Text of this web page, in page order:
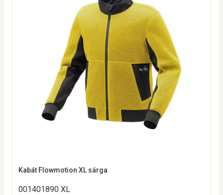
Kabát Flowmotion XL sárga
001401890 XL